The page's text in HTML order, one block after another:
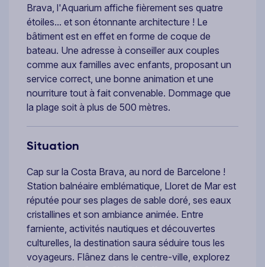
Brava, l'Aquarium affiche fièrement ses quatre
étoiles... et son étonnante architecture ! Le
bâtiment est en effet en forme de coque de
bateau. Une adresse à conseiller aux couples
comme aux familles avec enfants, proposant un
service correct, une bonne animation et une
nourriture tout à fait convenable. Dommage que
la plage soit à plus de 500 mètres.
Situation
Cap sur la Costa Brava, au nord de Barcelone !
Station balnéaire emblématique, Lloret de Mar est
réputée pour ses plages de sable doré, ses eaux
cristallines et son ambiance animée. Entre
farniente, activités nautiques et découvertes
culturelles, la destination saura séduire tous les
voyageurs. Flânez dans le centre-ville, explorez